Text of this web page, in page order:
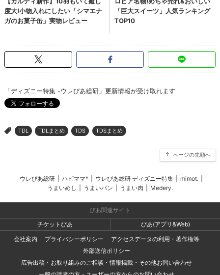
「ディズニー特集 -ウレぴあ総研」更新情報が受け取れます
> TDL TDLまとめ TDS TDSまとめ
ページの先頭へ
ウレぴあ総研 ハピママ* ウレぴあ総研 ディズニー特集 mimot.
うまいめし
うまいパン うまい肉 Medery.
ぴあ関連サイト
チケットぴあ
ぴあ(アプリ&Web)
会社案内
プライバシーポリシー
アクセスデータの利用・著作権等
外部送信ポリシー
広告出稿・お取り組みのご相談・情報掲載・その他お問い合わせ